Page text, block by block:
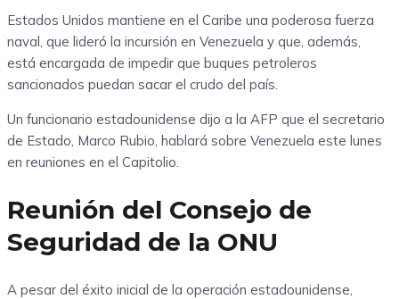
Estados Unidos mantiene en el Caribe una poderosa fuerza
naval, que lideró la incursión en Venezuela y que, además,
está encargada de impedir que buques petroleros
sancionados puedan sacar el crudo del país.
Un funcionario estadounidense dijo a la AFP que el secretario
de Estado, Marco Rubio, hablará sobre Venezuela este lunes
en reuniones en el Capitolio.
Reunión del Consejo de
Seguridad de la ONU
A pesar del éxito inicial de la operación estadounidense,